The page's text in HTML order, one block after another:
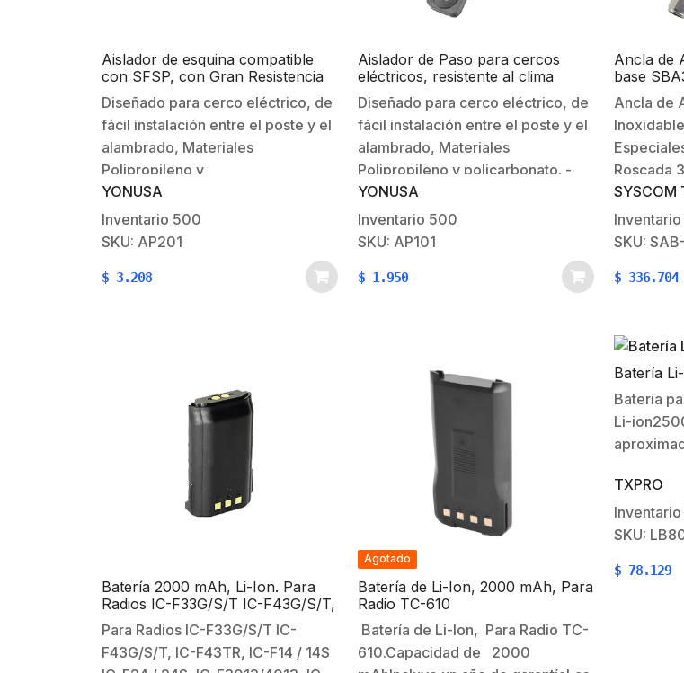
Aislador de esquina compatible
con SFSP, con Gran Resistencia
Mecánica y alta resistencia a
climas extremos
Diseñado para cerco eléctrico, de
fácil instalación entre el poste y el
alambrado, Materiales
Polipropileno y
policarbonato.Recomendado usar
con gancho Tensor SFSP-Muy
durable, alta resistencia al medio
Rayos UV, agua, humedad y
YONUSA
Inventario 500
SKU: AP201
$ 3.208
Aislador de Paso para cercos
eléctricos, resistente al clima
extremo.
Diseñado para cerco eléctrico, de
fácil instalación entre el poste y el
alambrado, Materiales
Polipropileno y policarbonato. -
Muy durable, alta resistencia al
medio ambiente.-Protección
contra Rayos UV, agua, humedad y
polvo.-Resistencia mecánica de
7.5 hasta 10.2 Kg.-Flexibilidad y
YONUSA
Inventario 500
SKU: AP101
$ 1.950
Ancla de
base
Ancla de
Roscada
base
mejoras
SYSCOM
Inventario
SKU:
$ 336.704
Batería 2000 mAh, Li-Ion. Para
Radios IC-F33G/S/T IC-F43G/S/T,
Para Radios IC-F33G/S/T IC-
F43G/S/T, IC-F43TR, IC-F14 / 14S
Agotado
Batería de Li-Ion, 2000 mAh, Para
Radio TC-610
Batería de Li-Ion, Para Radio TC-
610.Capacidad de 2000
Batería
Bateria
Li-
TXPRO
Inventario
SKU:
$ 78.129